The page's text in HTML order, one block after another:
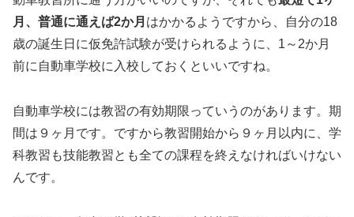
月、普通に通えば2か月 はかかるようですから、自分の18
歳の誕生日に仮免許試験が受けられるように、1～2か月
前に自動車学校に入校しておくといいですね。
自動車学校には教習の有効期限っていうのがあります。期
間は９ヶ月です。ですから教習開始から９ヶ月以内に、学
科教習も技能教習とも全ての課程を終えなければいけない
んです。